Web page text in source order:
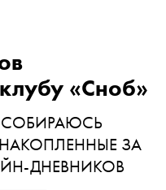
«Сноб»
СОБИРАЮСЬ
ЗА
ДНЕВНИКОВ